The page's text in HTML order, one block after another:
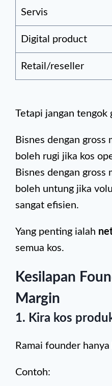
Servis
Digital product
Retail/reseller
Tetapi jangan tengok
Bisnes dengan gross
boleh rugi jika kos
Bisnes dengan gross
boleh untung jika
sangat efisien.
Yang penting ialah
semua kos.
Kesilapan
Margin
1. Kira kos
Ramai founder
Contoh: